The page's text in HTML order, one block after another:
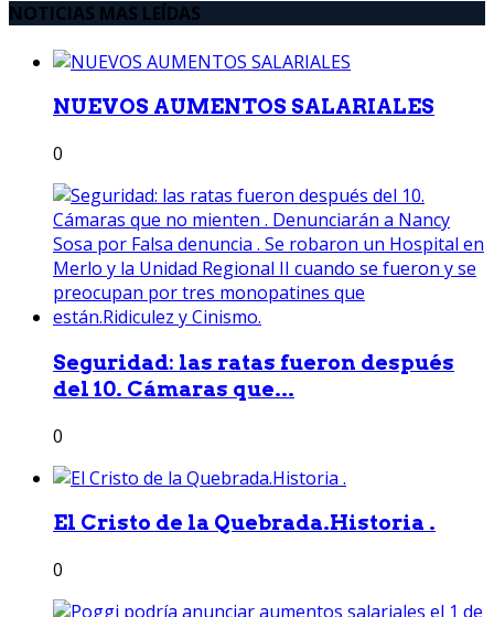
NOTICIAS MAS LEÍDAS
NUEVOS AUMENTOS SALARIALES
0
Seguridad: las ratas fueron después
del 10. Cámaras que...
0
El Cristo de la Quebrada.Historia .
0